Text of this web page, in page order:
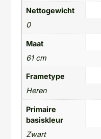
Nettogewicht
0
Maat
61 cm
Frametype
Heren
Primaire
basiskleur
Zwart